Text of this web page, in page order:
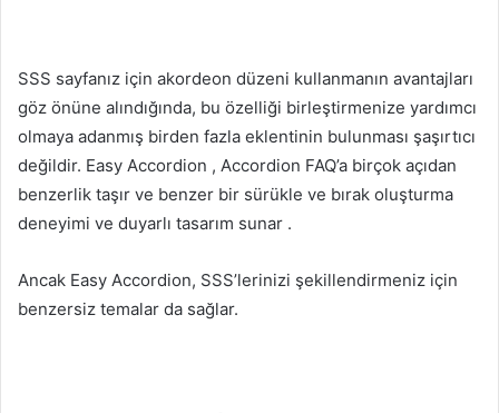
SSS sayfanız için akordeon düzeni kullanmanın avantajları
göz önüne alındığında, bu özelliği birleştirmenize yardımcı
olmaya adanmış birden fazla eklentinin bulunması şaşırtıcı
değildir. Easy Accordion , Accordion FAQ’a birçok açıdan
benzerlik taşır ve benzer bir sürükle ve bırak oluşturma
deneyimi ve duyarlı tasarım sunar .
Ancak Easy Accordion, SSS’lerinizi şekillendirmeniz için
benzersiz temalar da sağlar.